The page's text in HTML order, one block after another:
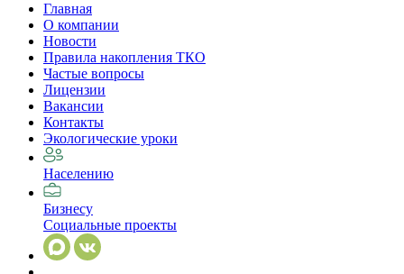
Главная
О компании
Новости
Правила накопления ТКО
Частые вопросы
Лицензии
Вакансии
Контакты
Экологические уроки
Населению
Бизнесу
Социальные проекты